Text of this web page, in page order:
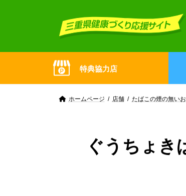
特典協力店
ホームページ 店舗 たばこの煙の無い
ぐうちょき